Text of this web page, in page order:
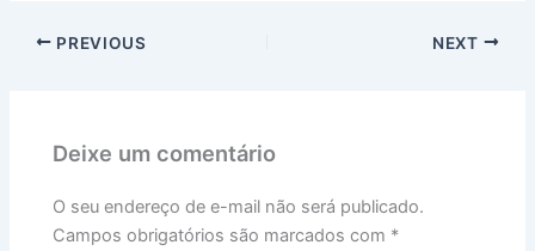
PREVIOUS NEXT
Deixe um comentário
O seu endereço de e-mail não será publicado.
Campos obrigatórios são marcados com *